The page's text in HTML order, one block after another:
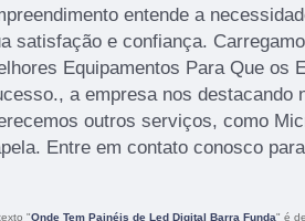
entende a
satisfação e confiança.
Equipamentos Para Que os
a empresa nos destacando
outros serviços, como
Entre em contato conosco
"Onde Tem Painéis de Led Digital Barra Funda" é